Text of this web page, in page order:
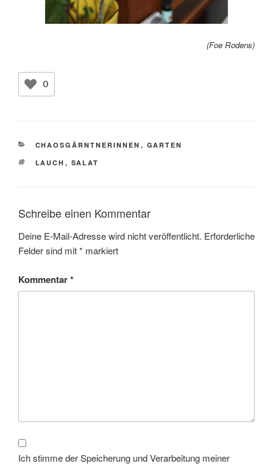
(Foe Rodens)
0
KATEGORIEN
CHAOSGÄRNTNERINNEN , GARTEN
SCHLAGWÖRTER
LAUCH , SALAT
Schreibe einen Kommentar
Deine E-Mail-Adresse wird nicht veröffentlicht. Erforderliche
Felder sind mit* markiert
Kommentar*
Ich stimme der Speicherung und Verarbeitung meiner